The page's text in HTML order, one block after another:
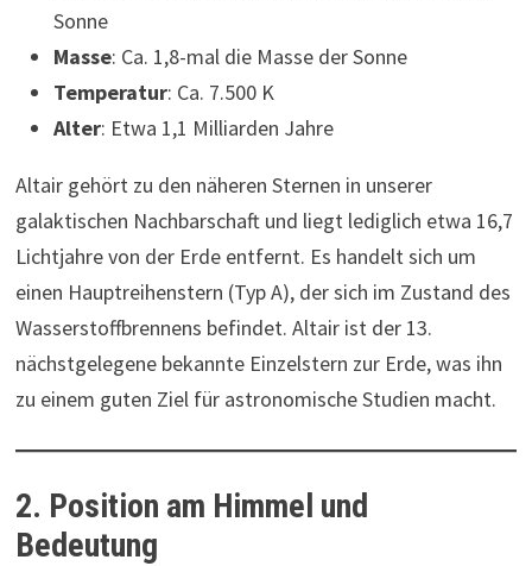
Sonne
Masse: Ca. 1,8-mal die Masse der Sonne
Temperatur: Ca. 7.500 K
Alter: Etwa 1,1 Milliarden Jahre
Altair gehört zu den näheren Sternen in unserer
galaktischen Nachbarschaft und liegt lediglich etwa 16,7
Lichtjahre von der Erde entfernt. Es handelt sich um
einen Hauptreihenstern (Typ A), der sich im Zustand des
Wasserstoffbrennens befindet. Altair ist der 13.
nächstgelegene bekannte Einzelstern zur Erde, was ihn
zu einem guten Ziel für astronomische Studien macht.
2. Position am Himmel und
Bedeutung